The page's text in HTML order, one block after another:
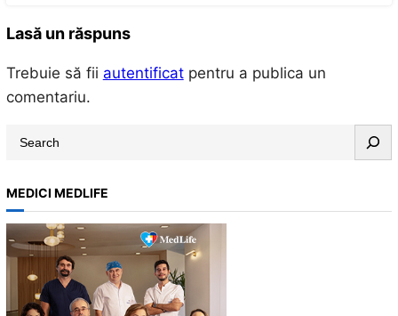
Lasă un răspuns
Trebuie să fii autentificatpentru a publica un
comentariu.
r
c
h
MEDICI MEDLIFE